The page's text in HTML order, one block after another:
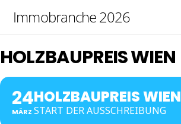
Immobranche 2026
HOLZBAUPREIS WIEN
24
MÄRZ
HOLZBAUPREIS WIEN
START DER AUSSCHREIBUNG